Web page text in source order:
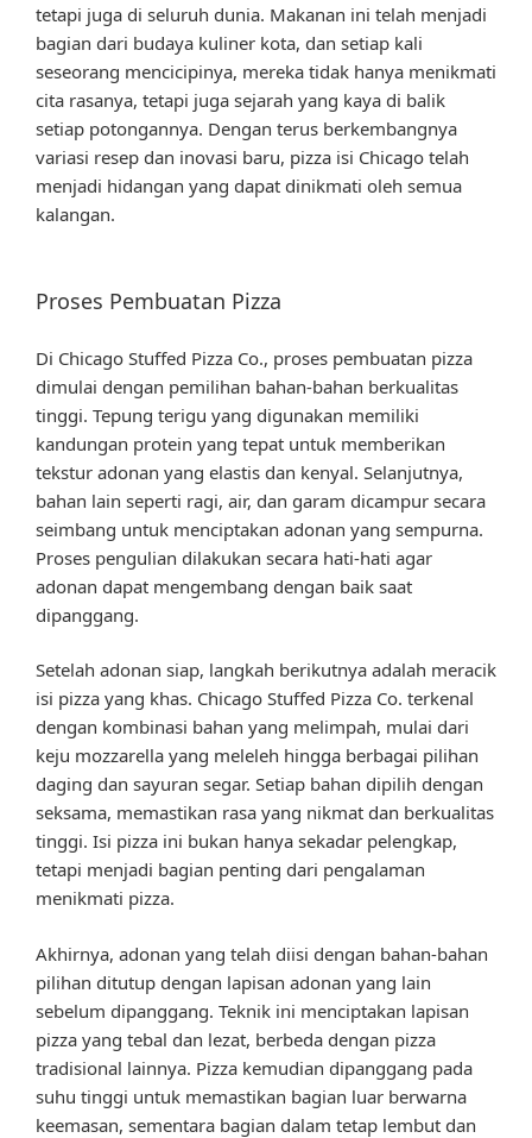
tetapi juga di seluruh dunia. Makanan ini telah menjadi
bagian dari budaya kuliner kota, dan setiap kali
seseorang mencicipinya, mereka tidak hanya menikmati
cita rasanya, tetapi juga sejarah yang kaya di balik
setiap potongannya. Dengan terus berkembangnya
variasi resep dan inovasi baru, pizza isi Chicago telah
menjadi hidangan yang dapat dinikmati oleh semua
kalangan.
Proses Pembuatan Pizza
Di Chicago Stuffed Pizza Co., proses pembuatan pizza
dimulai dengan pemilihan bahan-bahan berkualitas
tinggi. Tepung terigu yang digunakan memiliki
kandungan protein yang tepat untuk memberikan
tekstur adonan yang elastis dan kenyal. Selanjutnya,
bahan lain seperti ragi, air, dan garam dicampur secara
seimbang untuk menciptakan adonan yang sempurna.
Proses pengulian dilakukan secara hati-hati agar
adonan dapat mengembang dengan baik saat
dipanggang.
Setelah adonan siap, langkah berikutnya adalah meracik
isi pizza yang khas. Chicago Stuffed Pizza Co. terkenal
dengan kombinasi bahan yang melimpah, mulai dari
keju mozzarella yang meleleh hingga berbagai pilihan
daging dan sayuran segar. Setiap bahan dipilih dengan
seksama, memastikan rasa yang nikmat dan berkualitas
tinggi. Isi pizza ini bukan hanya sekadar pelengkap,
tetapi menjadi bagian penting dari pengalaman
menikmati pizza.
Akhirnya, adonan yang telah diisi dengan bahan-bahan
pilihan ditutup dengan lapisan adonan yang lain
sebelum dipanggang. Teknik ini menciptakan lapisan
pizza yang tebal dan lezat, berbeda dengan pizza
tradisional lainnya. Pizza kemudian dipanggang pada
suhu tinggi untuk memastikan bagian luar berwarna
keemasan, sementara bagian dalam tetap lembut dan